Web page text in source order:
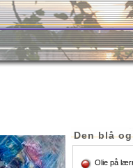
Den blå
Olie på